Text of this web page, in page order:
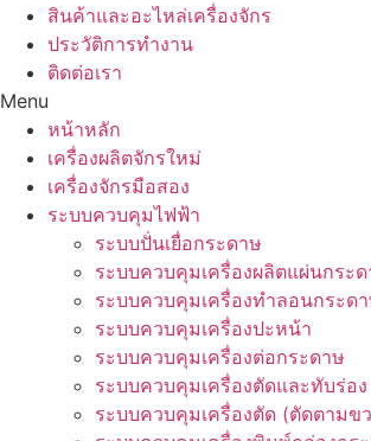
สินค้าและอะไหล่เครื่องจักร
ประวัติการทำงาน
ติดต่อเรา
Menu
หน้าหลัก
เครื่องผลิตจักรใหม่
เครื่องจักรมือสอง
ระบบควบคุมไฟฟ้า
ระบบปั่นเยื่อกระดาษ
ระบบควบคุมเครื่องผลิตแผ่นกระ
ระบบควบคุมเครื่องทำลอนกระด
ระบบควบคุมเครื่องปะหน้า
ระบบควบคุมเครื่องต่อกระดาษ
ระบบควบคุมเครื่องตัดและทับร่อง
ระบบควบคุมเครื่องตัด (ตัดตามข